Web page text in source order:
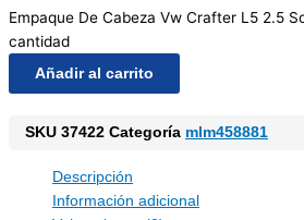
Empaque De Cabeza Vw Crafter L5 2.5
cantidad
Añadir al carrito
SKU 37422 Categoría mlm458881
Descripción
Información adicional